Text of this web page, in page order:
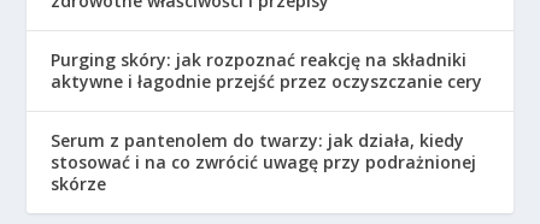
Purging skóry: jak rozpoznać reakcję na składniki
aktywne i łagodnie przejść przez oczyszczanie cery
Serum z pantenolem do twarzy: jak działa, kiedy
stosować i na co zwrócić uwagę przy podrażnionej
skórze